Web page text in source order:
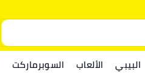
البيبي الألعاب السوبرماركت